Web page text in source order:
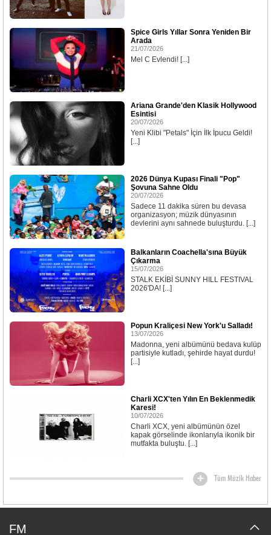
Spice Girls Yıllar Sonra Yeniden Bir
Arada
21/07/2026
Mel C Evlendi! [...]
Ariana Grande'den Klasik Hollywood
Esintisi
20/07/2026
Yeni Klibi "Petals" İçin İlk İpucu Geldi!
[...]
2026 Dünya Kupası Finali "Pop"
Şovuna Sahne Oldu
20/07/2026
Sadece 11 dakika süren bu devasa
organizasyon; müzik dünyasının
devlerini aynı sahnede buluşturdu. [...]
Balkanların Coachella'sına Büyük
Çıkarma
15/07/2026
STALK EKİBİ SUNNY HILL FESTIVAL
2026'DA! [...]
Popun Kraliçesi New York'u Salladı!
13/07/2026
Madonna, yeni albümünü bedava kulüp
partisiyle kutladı, şehirde hayat durdu!
[...]
Charli XCX'ten Yılın En Beklenmedik
Karesi!
10/07/2026
Charli XCX, yeni albümünün özel
kapak görselinde ikonlarıyla ikonik bir
mutfakta buluştu. [...]
Tüm Müzik Haber
FM